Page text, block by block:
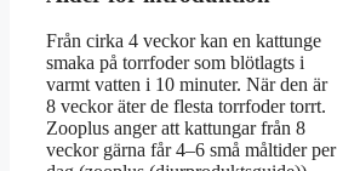
Från cirka 4 veckor kan en kattunge
smaka på torrfoder som blötlagts i
varmt vatten i 10 minuter. När den är
8 veckor äter de flesta torrfoder torrt.
Zooplus anger att kattungar från 8
veckor gärna får 4–6 små måltider per